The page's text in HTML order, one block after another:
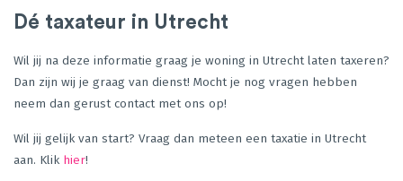
Dé taxateur in Utrecht
Wil jij na deze informatie graag je woning in Utrecht laten taxeren?
Dan zijn wij je graag van dienst! Mocht je nog vragen hebben
neem dan gerust contact met ons op!
Wil jij gelijk van start? Vraag dan meteen een taxatie in Utrecht
aan. Klik hier!